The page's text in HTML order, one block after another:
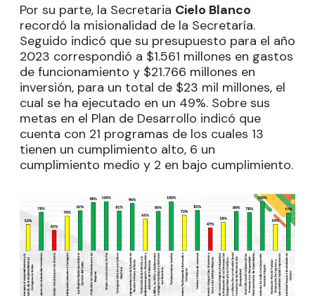
Por su parte, la Secretaria Cielo Blanco
recordó la misionalidad de la Secretaría.
Seguido indicó que su presupuesto para el año
2023 correspondió a $1.561 millones en gastos
de funcionamiento y $21.766 millones en
inversión, para un total de $23 mil millones, el
cual se ha ejecutado en un 49%. Sobre sus
metas en el Plan de Desarrollo indicó que
cuenta con 21 programas de los cuales 13
tienen un cumplimiento alto, 6 un
cumplimiento medio y 2 en bajo cumplimiento.